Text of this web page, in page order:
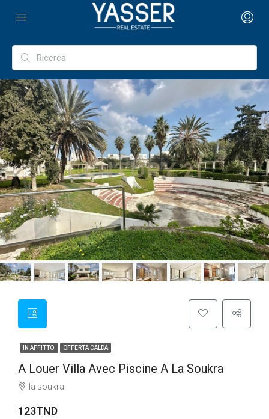
IN AFFITTO OFFERTA CALDA
A Louer Villa Avec Piscine A La Soukra
la soukra
123TND